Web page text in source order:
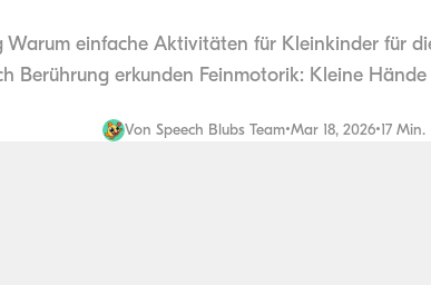
Warum einfache Aktivitäten für Kleinkinder für
Berührung erkunden Feinmotorik: Kleine
Von Speech Blubs Team•Mar 18, 2026•17 Min.